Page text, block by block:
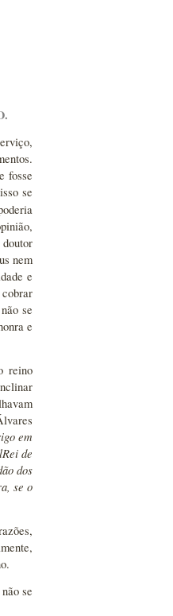
fosse
se
nem
e
se
e
reino
em
de
dos
se o
se